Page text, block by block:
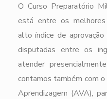
O Curso Preparatório
está entre os melhores
alto índice de
disputadas entre os
atender
contamos também com
Aprendizagem (AVA),